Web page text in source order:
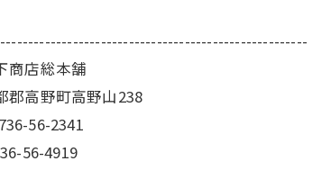
商店総本舗
郡高野町高野山238
56-2341
56-4919